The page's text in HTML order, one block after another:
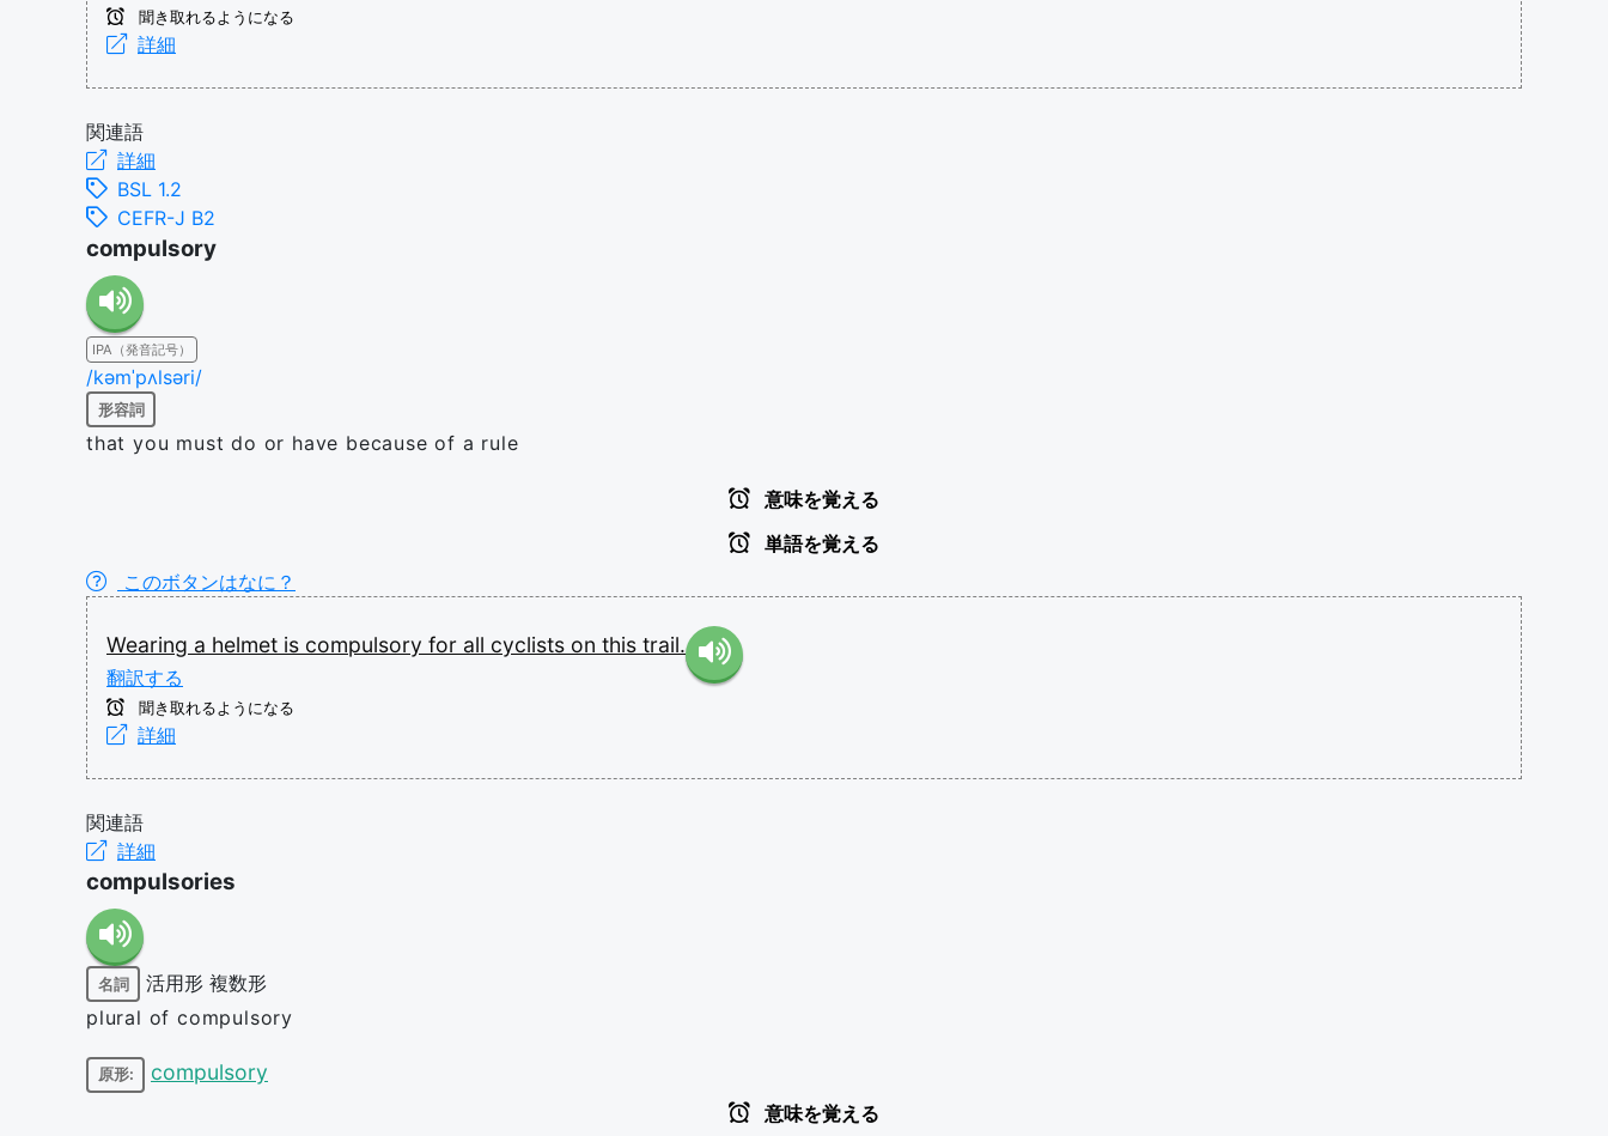
聞き取れるようになる
詳細
関連語
詳細
BSL 1.2
CEFR-J B2
compulsory
IPA（発音記号）
/kəmˈpʌlsəri/
形容詞
that you must do or have because of a rule
意味を覚える
単語を覚える
このボタンはなに？
Wearing a helmet is compulsory for all cyclists on this trail.
翻訳する
聞き取れるようになる
詳細
関連語
詳細
compulsories
名詞 活用形 複数形
plural of compulsory
原形: compulsory
意味を覚える